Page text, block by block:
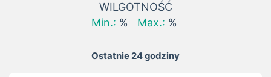
WILGOTNOŚĆ
Min.: % Max.: %
Ostatnie 24 godziny